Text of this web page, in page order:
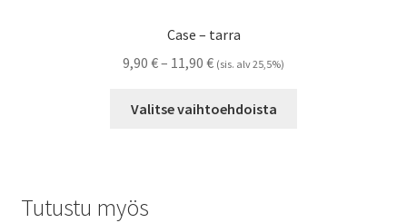
Case – tarra
9,90 €– 11,90 €Hintaluokka:
-
(sis. alv 25,5%)
Valitse vaihtoehdoista
Tutustu myös